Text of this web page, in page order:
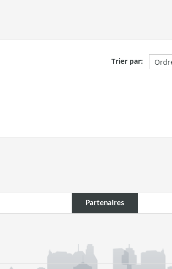
Trier par:
Partenaires